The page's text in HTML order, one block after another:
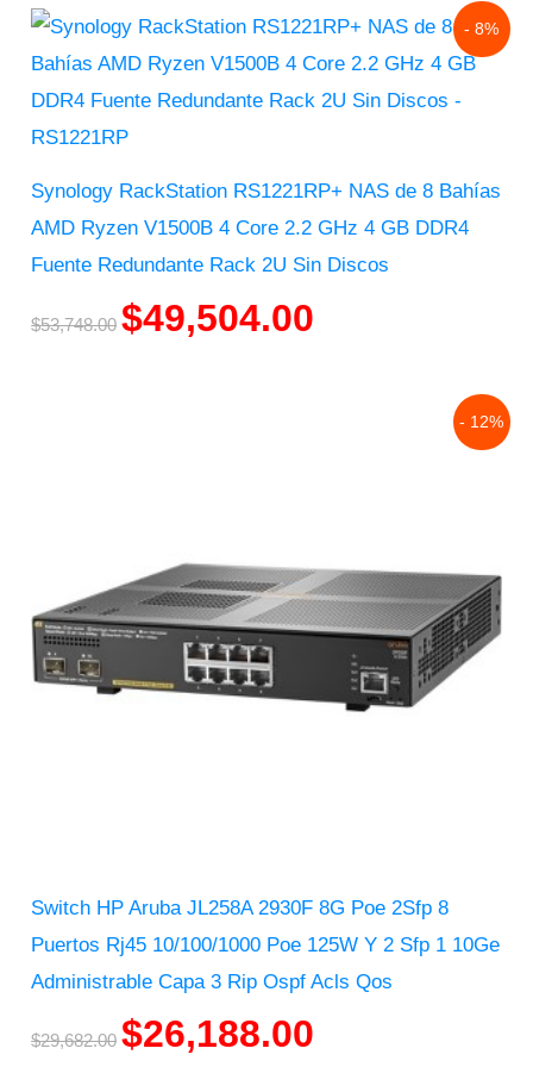
- 8%
Synology RackStation RS1221RP+ NAS de 8 Bahías
AMD Ryzen V1500B 4 Core 2.2 GHz 4 GB DDR4
Fuente Redundante Rack 2U Sin Discos
$53,748.00
Original
price
was:
$49,504.00
Current
is:
- 12%
Switch HP Aruba JL258A 2930F 8G Poe 2Sfp 8
Puertos Rj45 10/100/1000 Poe 125W Y 2 Sfp 1 10Ge
Administrable Capa 3 Rip Ospf Acls Qos
$29,682.00 $26,188.00